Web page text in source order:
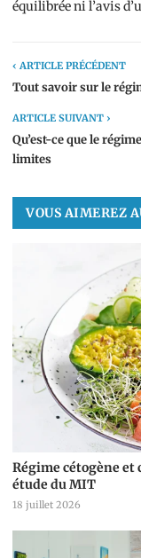
équilibrée ni l’avis
‹ ARTICLE PRÉCÉDENT
Tout savoir sur le
ARTICLE SUIVANT ›
Qu’est-ce que le
limites
VOUS AIMEREZ
Régime cétogène et
étude du MIT
18 juillet 2026